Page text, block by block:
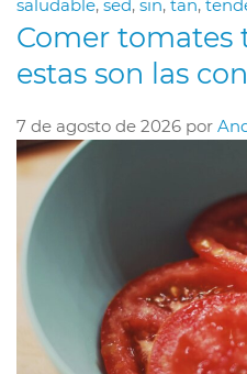
saludable, sed, sin, tan,
Comer tomates
estas son las
7 de agosto de 2026 por